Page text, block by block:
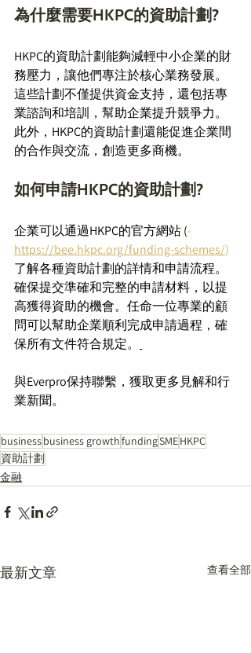
為什麼需要HKPC的資助計劃?
HKPC的資助計劃能夠減輕中小企業的財
務壓力，讓他們專注於核心業務發展。
這些計劃不僅提供資金支持，還包括專
業諮詢和培訓，幫助企業提升競爭力。
此外，HKPC的資助計劃還能促進企業間
的合作與交流，創造更多商機。
如何申請HKPC的資助計劃?
企業可以通過HKPC的官方網站 (-
https://bee.hkpc.org/funding-schemes/)
了解各種資助計劃的詳情和申請流程。
確保提交準確和完整的申請材料，以提
高獲得資助的機會。任命一位專業的顧
問可以幫助企業順利完成申請過程，確
保所有文件符合規定。
與Everpro保持聯繫，獲取更多見解和行
業新聞。
businessbusiness growthfundingSMEHKPC
資助計劃
金融
最新文章 查看全部